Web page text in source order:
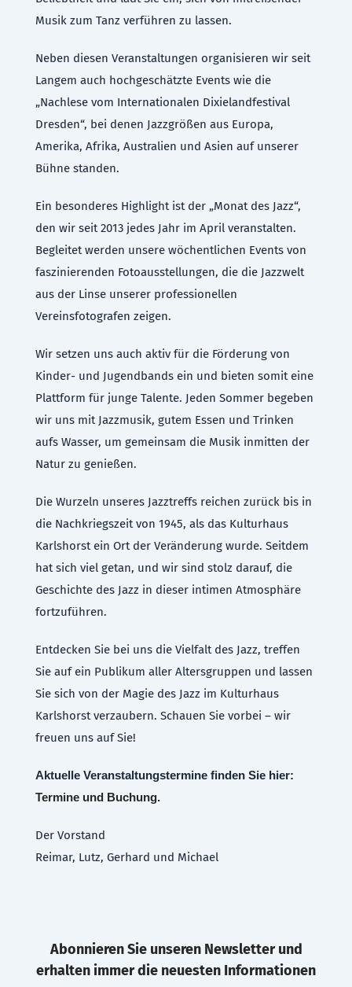
Musik zum Tanz verführen zu lassen.
Neben diesen Veranstaltungen organisieren wir seit
Langem auch hochgeschätzte Events wie die
„Nachlese vom Internationalen Dixielandfestival
Dresden“, bei denen Jazzgrößen aus Europa,
Amerika, Afrika, Australien und Asien auf unserer
Bühne standen.
Ein besonderes Highlight ist der „Monat des Jazz“,
den wir seit 2013 jedes Jahr im April veranstalten.
Begleitet werden unsere wöchentlichen Events von
faszinierenden Fotoausstellungen, die die Jazzwelt
aus der Linse unserer professionellen
Vereinsfotografen zeigen.
Wir setzen uns auch aktiv für die Förderung von
Kinder- und Jugendbands ein und bieten somit eine
Plattform für junge Talente. Jeden Sommer begeben
wir uns mit Jazzmusik, gutem Essen und Trinken
aufs Wasser, um gemeinsam die Musik inmitten der
Natur zu genießen.
Die Wurzeln unseres Jazztreffs reichen zurück bis in
die Nachkriegszeit von 1945, als das Kulturhaus
Karlshorst ein Ort der Veränderung wurde. Seitdem
hat sich viel getan, und wir sind stolz darauf, die
Geschichte des Jazz in dieser intimen Atmosphäre
fortzuführen.
Entdecken Sie bei uns die Vielfalt des Jazz, treffen
Sie auf ein Publikum aller Altersgruppen und lassen
Sie sich von der Magie des Jazz im Kulturhaus
Karlshorst verzaubern. Schauen Sie vorbei – wir
freuen uns auf Sie!
Aktuelle Veranstaltungstermine finden Sie hier:
Termine und Buchung.
Der Vorstand
Reimar, Lutz, Gerhard und Michael
Abonnieren Sie unseren Newsletter und
erhalten immer die neuesten Informationen